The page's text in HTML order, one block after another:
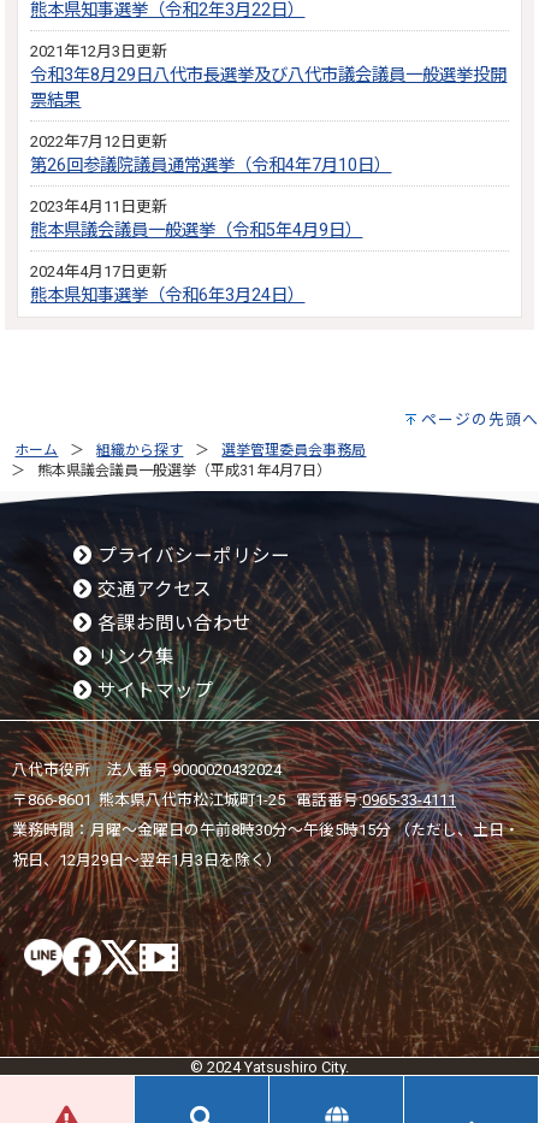
熊本県知事選挙（令和2年3月22日）
2021年12月3日更新
令和3年8月29日八代市長選挙及び八代市議会議員一般選挙投開
票結果
2022年7月12日更新
第26回参議院議員通常選挙（令和4年7月10日）
2023年4月11日更新
熊本県議会議員一般選挙（令和5年4月9日）
2024年4月17日更新
熊本県知事選挙（令和6年3月24日）
ページの先頭へ
ホーム 組織から探す
選挙管理委員会事務局
熊本県議会議員一般選挙（平成31年4月7日）
プライバシーポリシー
交通アクセス
各課お問い合わせ
リンク集
サイトマップ
八代市役所 法人番号 9000020432024
〒866-8601 熊本県八代市松江城町1-25 電話番号:0965-33-4111
業務時間：月曜～金曜日の午前8時30分～午後5時15分 （ただし、土日・
祝日、12月29日～翌年1月3日を除く）
© 2024 Yatsushiro City.